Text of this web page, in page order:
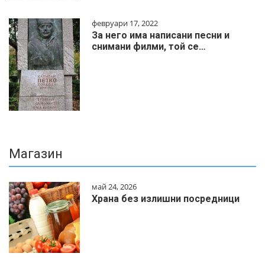
февруари 17, 2022
За него има написани песни и
снимани филми, той се…
Магазин
май 24, 2026
Храна без излишни посредници